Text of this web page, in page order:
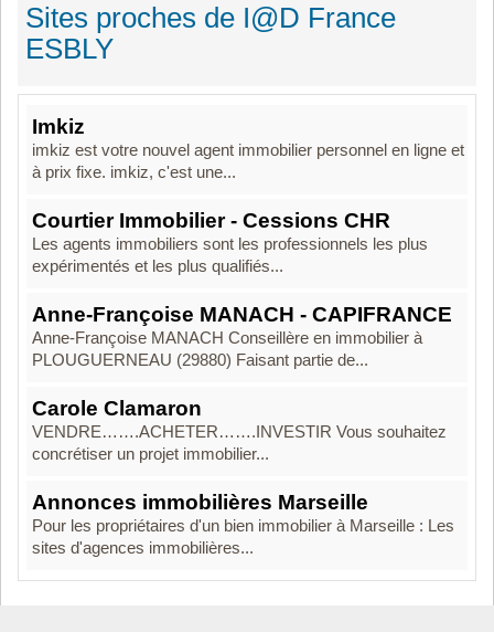
Sites proches de I@D France
ESBLY
Imkiz
imkiz est votre nouvel agent immobilier personnel en ligne et
à prix fixe. imkiz, c'est une...
Courtier Immobilier - Cessions CHR
Les agents immobiliers sont les professionnels les plus
expérimentés et les plus qualifiés...
Anne-Françoise MANACH - CAPIFRANCE
Anne-Françoise MANACH Conseillère en immobilier à
PLOUGUERNEAU (29880) Faisant partie de...
Carole Clamaron
VENDRE…….ACHETER…….INVESTIR Vous souhaitez
concrétiser un projet immobilier...
Annonces immobilières Marseille
Pour les propriétaires d'un bien immobilier à Marseille : Les
sites d'agences immobilières...